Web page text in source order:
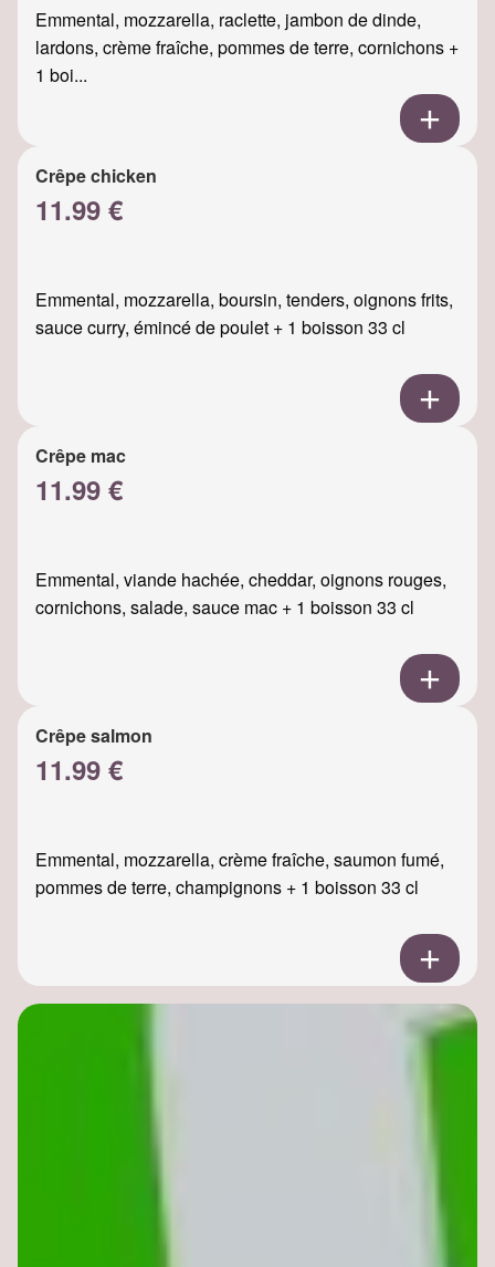
Emmental, mozzarella, raclette, jambon de dinde,
lardons, crème fraîche, pommes de terre, cornichons +
1 boi...
Crêpe chicken
11.99 €
Emmental, mozzarella, boursin, tenders, oignons frits,
sauce curry, émincé de poulet + 1 boisson 33 cl
Crêpe mac
11.99 €
Emmental, viande hachée, cheddar, oignons rouges,
cornichons, salade, sauce mac + 1 boisson 33 cl
Crêpe salmon
11.99 €
Emmental, mozzarella, crème fraîche, saumon fumé,
pommes de terre, champignons + 1 boisson 33 cl